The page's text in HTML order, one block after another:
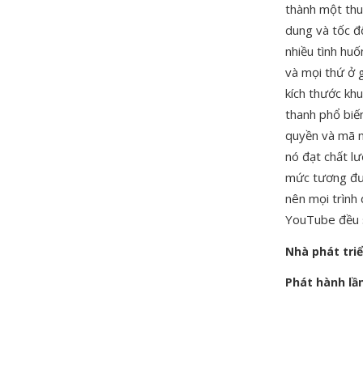
thành một
dung và tốc
nhiều tình
và mọi thứ ở
kích thước
thanh phổ
quyền và mã
nó đạt chất
mức tương
nên mọi trình
YouTube
Nhà phát
Phát hành